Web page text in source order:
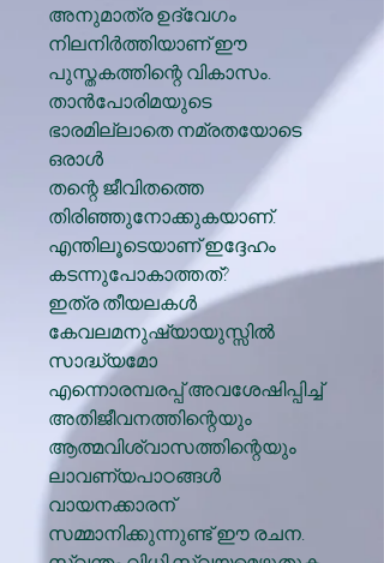
അനുമാത്ര ഉദ്വേഗം
നിലനിര്‍ത്തിയാണ് ഈ
പുസ്തകത്തിന്റെ വികാസം.
താന്‍പോരിമയുടെ
ഭാരമില്ലാതെ നമ്രതയോടെ
ഒരാള്‍
തന്റെ ജീവിതത്തെ
തിരിഞ്ഞുനോക്കുകയാണ്.
എന്തിലൂടെയാണ് ഇദ്ദേഹം
കടന്നുപോകാത്തത്?
ഇത്ര തീയലകള്‍
കേവലമനുഷ്യായുസ്സില്‍
സാദ്ധ്യമോ
എന്നൊരമ്പരപ്പ് അവശേഷിപ്പിച്ച്
അതിജീവനത്തിന്റെയും
ആത്മവിശ്വാസത്തിന്റെയും
ലാവണ്യപാഠങ്ങള്‍
വായനക്കാരന്
സമ്മാനിക്കുന്നുണ്ട് ഈ രചന.